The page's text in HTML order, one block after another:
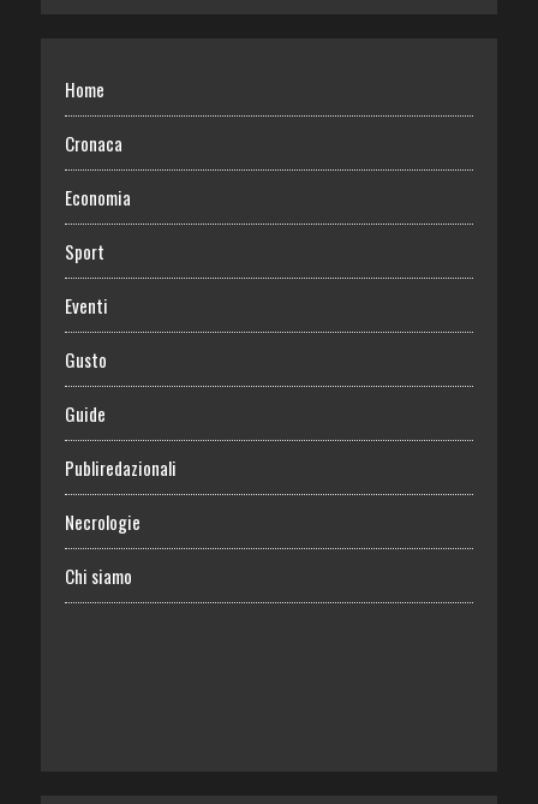
Home
Cronaca
Economia
Sport
Eventi
Gusto
Guide
Publiredazionali
Necrologie
Chi siamo